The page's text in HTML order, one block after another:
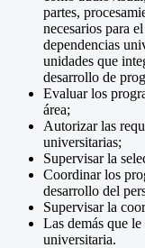
partes,
necesarios para
dependencias
unidades que
desarrollo de
Evaluar los
área;
Autorizar las
universitarias;
Supervisar la
Coordinar los
desarrollo del
Supervisar la
Las demás que
universitaria.